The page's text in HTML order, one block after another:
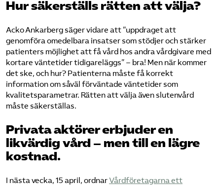
Hur säkerställs rätten att välja?
Acko Ankarberg säger vidare att ”uppdraget att
genomföra omedelbara insatser som stödjer och stärker
patienters möjlighet att få vård hos andra vårdgivare med
kortare väntetider tidigareläggs” – bra! Men när kommer
det ske, och hur? Patienterna måste få korrekt
information om såväl förväntade väntetider som
kvalitetsparametrar. Rätten att välja även slutenvård
måste säkerställas.
Privata aktörer erbjuder en
likvärdig vård – men till en lägre
kostnad.
I nästa vecka, 15 april, ordnarVårdföretagarna ett